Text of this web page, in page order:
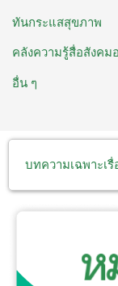
ทันกระแสสุขภาพ
คลังความรู้สื่อสังคม
อื่น ๆ
บทความเฉพาะเรื่